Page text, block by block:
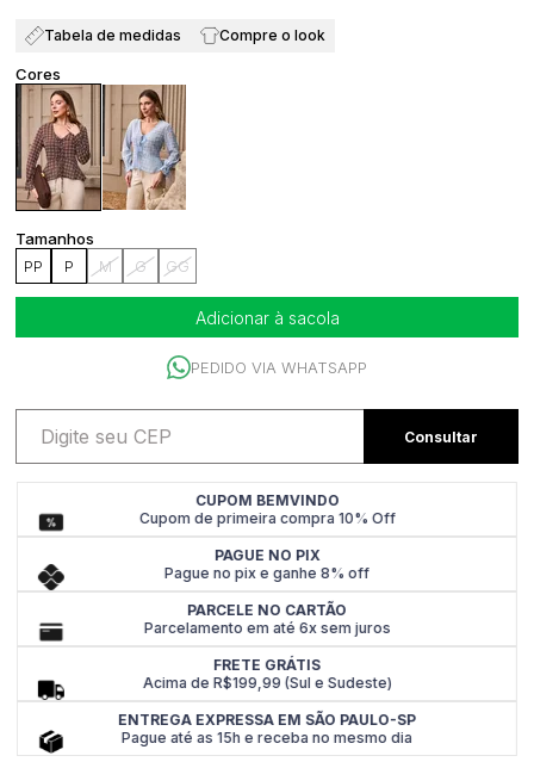
Tabela de medidas Compre o look
PP P M G GG
Adicionar à sacola
PEDIDO VIA WHATSAPP
CUPOM BEMVINDO
Cupom de primeira compra 10% Off
PAGUE NO PIX
Pague no pix e ganhe 8% off
PARCELE NO CARTÃO
Parcelamento em até 6x sem juros
FRETE GRÁTIS
Acima de R$199,99 (Sul e Sudeste)
ENTREGA EXPRESSA EM SÃO PAULO-SP
Pague até as 15h e receba no mesmo dia